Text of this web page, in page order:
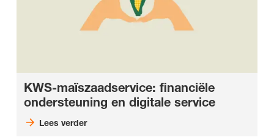
KWS-maïszaadservice: financiële
ondersteuning en digitale service
Lees verder